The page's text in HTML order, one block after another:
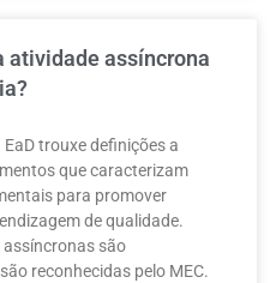
atividade assíncrona
trouxe definições a
que caracterizam
para promover
de qualidade.
assíncronas são
reconhecidas pelo MEC.